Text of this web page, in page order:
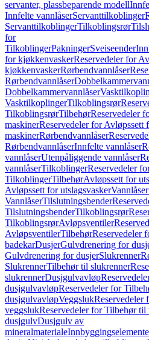
servanter, plassbeparende modell
Innfelte vannlåserServanttilkoblinger
ServanttilkoblingerTilkoblingsrør
for
TilkoblingerPakningerSveiseender
for kjøkkenvaskerReservedeler for
kjøkkenvaskerRørbendvannlåser
Rørbendvannlåser
Dobbelkammervannlåser
VasktilkoplingerTilkoblingsrør
TilkoblingsrørTilbehørReservedeler
maskinerReservedeler for Avløpssett
maskinerRørbendvannlåser
RørbendvannlåserInnfelte vannlåser
vannlåserUtenpåliggende vannlåser
vannlåserTilkoblingerReservedeler
TilkoblingerTilbehørAvløpssett for
Avløpssett for utslagsvaskerVannlåser
VannlåserTilslutningsbender
TilslutningsbenderTilkoblingsrør
TilkoblingsrørAvløpsventiler
AvløpsventilerTilbehørReservedeler
badekarDusjerGulvdrenering for
Gulvdrenering for dusjerSlukrenner
SlukrennerTilbehør til slukrenner
slukrennerDusjgulvavløp
dusjgulvavløpReservedeler for
dusjgulvavløpVeggslukReservedeler
veggslukReservedeler for Tilbehør til
dusjgulvDusjgulv av
mineralmateriale